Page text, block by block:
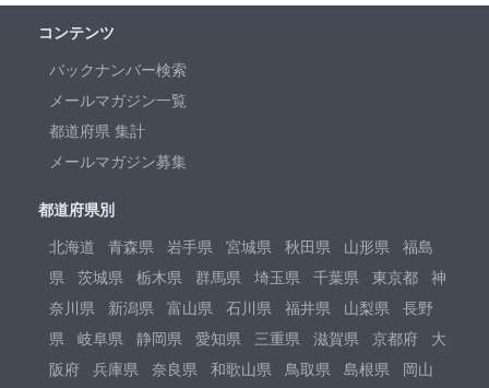
コンテンツ
バックナンバー検索
メールマガジン一覧
都道府県 集計
メールマガジン募集
都道府県別
北海道
青森県 岩手県 宮城県 秋田県 山形県
福島
県
茨城県 栃木県 群馬県 埼玉県 千葉県 東京都
神
奈川県
新潟県 富山県 石川県 福井県 山梨県
長野
県
岐阜県 静岡県 愛知県 三重県 滋賀県 京都府
大
阪府
兵庫県 奈良県 和歌山県 鳥取県 島根県 岡山